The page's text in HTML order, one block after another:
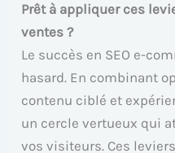
Prêt à appliquer ces
ventes ?
Le succès en SEO e-
hasard. En combinant
contenu ciblé et
un cercle vertueux qui
vos visiteurs. Ces